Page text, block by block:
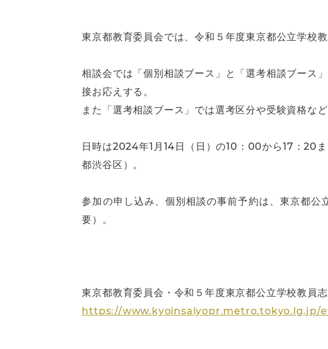
東京都教育委員会では、令和５年度東京都公立学校
相談会では「個別相談ブース」と「選考相談ブース
接お応えする。
また「選考相談ブース」では選考区分や受験資格な
日時は2024年1月14日（日）の10：00から17：20
都渋谷区）。
参加の申し込み、個別相談の事前予約は、東京都
要）。
東京都教育委員会・令和５年度東京都公立学校教員
https://www.kyoinsaiyopr.metro.tokyo.lg.jp/